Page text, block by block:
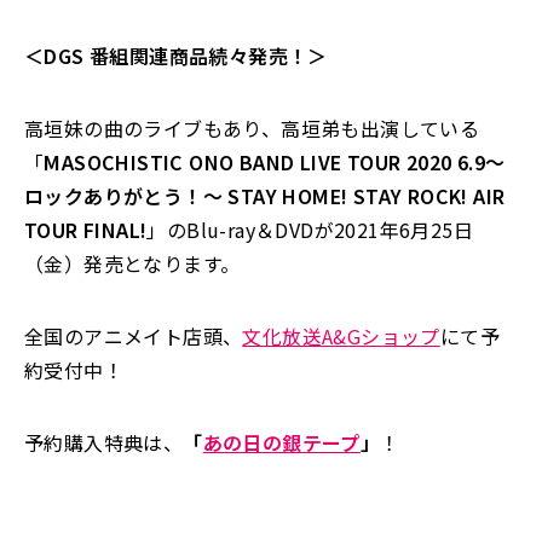
＜DGS 番組関連商品続々発売！＞
高垣妹の曲のライブもあり、高垣弟も出演している
「MASOCHISTIC ONO BAND LIVE TOUR 2020 6.9～
ロックありがとう！～ STAY HOME! STAY ROCK! AIR
TOUR FINAL!」のBlu-ray＆DVDが2021年6月25日
（金）発売となります。
全国のアニメイト店頭、文化放送A&Gショップにて予
約受付中！
予約購入特典は、 「あの日の銀テープ」 ！